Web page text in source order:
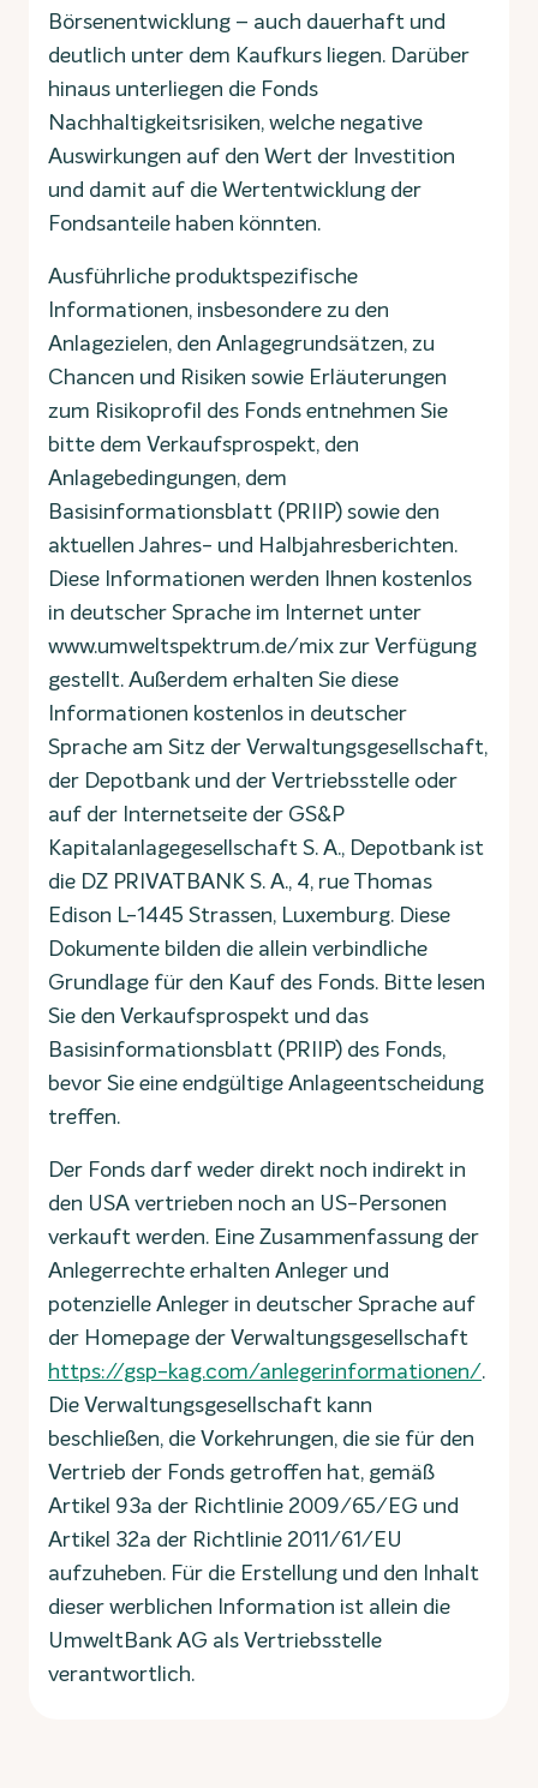
Börsenentwicklung – auch dauerhaft und
deutlich unter dem Kaufkurs liegen. Darüber
hinaus unterliegen die Fonds
Nachhaltigkeitsrisiken, welche negative
Auswirkungen auf den Wert der Investition
und damit auf die Wertentwicklung der
Fondsanteile haben könnten.
Ausführliche produktspezifische
Informationen, insbesondere zu den
Anlagezielen, den Anlagegrundsätzen, zu
Chancen und Risiken sowie Erläuterungen
zum Risikoprofil des Fonds entnehmen Sie
bitte dem Verkaufsprospekt, den
Anlagebedingungen, dem
Basisinformationsblatt (PRIIP) sowie den
aktuellen Jahres- und Halbjahresberichten.
Diese Informationen werden Ihnen kostenlos
in deutscher Sprache im Internet unter
www.umweltspektrum.de/mix zur Verfügung
gestellt. Außerdem erhalten Sie diese
Informationen kostenlos in deutscher
Sprache am Sitz der Verwaltungsgesellschaft,
der Depotbank und der Vertriebsstelle oder
auf der Internetseite der GS&P
Kapitalanlagegesellschaft S. A., Depotbank ist
die DZ PRIVATBANK S. A., 4, rue Thomas
Edison L-1445 Strassen, Luxemburg. Diese
Dokumente bilden die allein verbindliche
Grundlage für den Kauf des Fonds. Bitte lesen
Sie den Verkaufsprospekt und das
Basisinformationsblatt (PRIIP) des Fonds,
bevor Sie eine endgültige Anlageentscheidung
treffen.
Der Fonds darf weder direkt noch indirekt in
den USA vertrieben noch an US-Personen
verkauft werden. Eine Zusammenfassung der
Anlegerrechte erhalten Anleger und
potenzielle Anleger in deutscher Sprache auf
der Homepage der Verwaltungsgesellschaft
https://gsp-kag.com/anlegerinformationen/.
Die Verwaltungsgesellschaft kann
beschließen, die Vorkehrungen, die sie für den
Vertrieb der Fonds getroffen hat, gemäß
Artikel 93a der Richtlinie 2009/65/EG und
Artikel 32a der Richtlinie 2011/61/EU
aufzuheben. Für die Erstellung und den Inhalt
dieser werblichen Information ist allein die
UmweltBank AG als Vertriebsstelle
verantwortlich.